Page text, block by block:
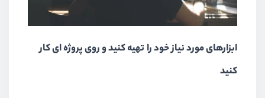
ابزارهای مورد نیاز خود را تهیه کنید و روی پروژه ای کار
کنید